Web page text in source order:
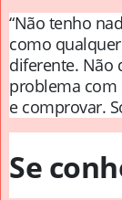
“Não tenho
como
diferente. Não
problema com
e comprovar.
Se